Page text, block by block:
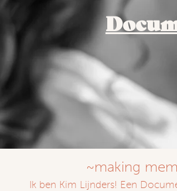
~making
​Ik ben Kim Lijnders! Een